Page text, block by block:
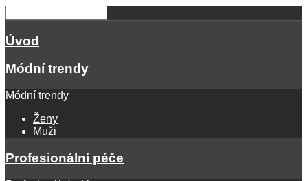
Úvod
Módní trendy
Módní trendy
Ženy
Muži
Profesionální péče